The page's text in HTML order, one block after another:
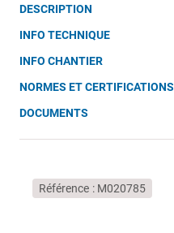
DESCRIPTION
INFO TECHNIQUE
INFO CHANTIER
NORMES ET CERTIFICATIONS
DOCUMENTS
Référence M020785